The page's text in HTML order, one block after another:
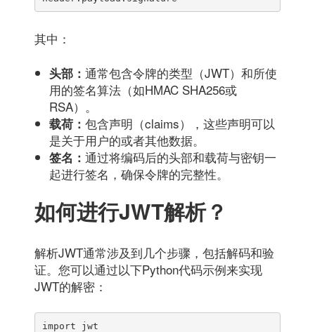
其中：
头部：通常包含令牌的类型（JWT）和所使
用的签名算法（如HMAC SHA256或
RSA）。
载荷：包含声明（claims），这些声明可以
是关于用户的或者其他数据。
签名：通过将编码后的头部和载荷与密钥一
起进行签名，确保令牌的完整性。
如何进行JWT解析？
解析JWT通常涉及到几个步骤，包括解码和验
证。您可以通过以下Python代码示例来实现
JWT的解密：
import jwt